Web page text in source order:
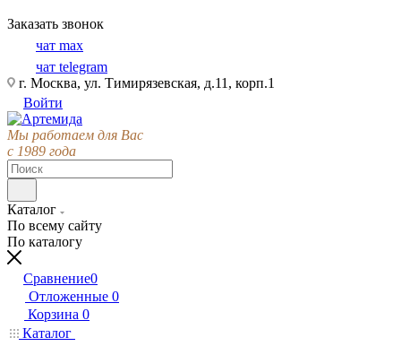
Заказать звонок
чат max
чат telegram
г. Москва, ул. Тимирязевская, д.11, корп.1
Войти
Мы работаем для Вас
с 1989 года
Каталог
По всему сайту
По каталогу
Сравнение0
Отложенные 0
Корзина 0
Каталог